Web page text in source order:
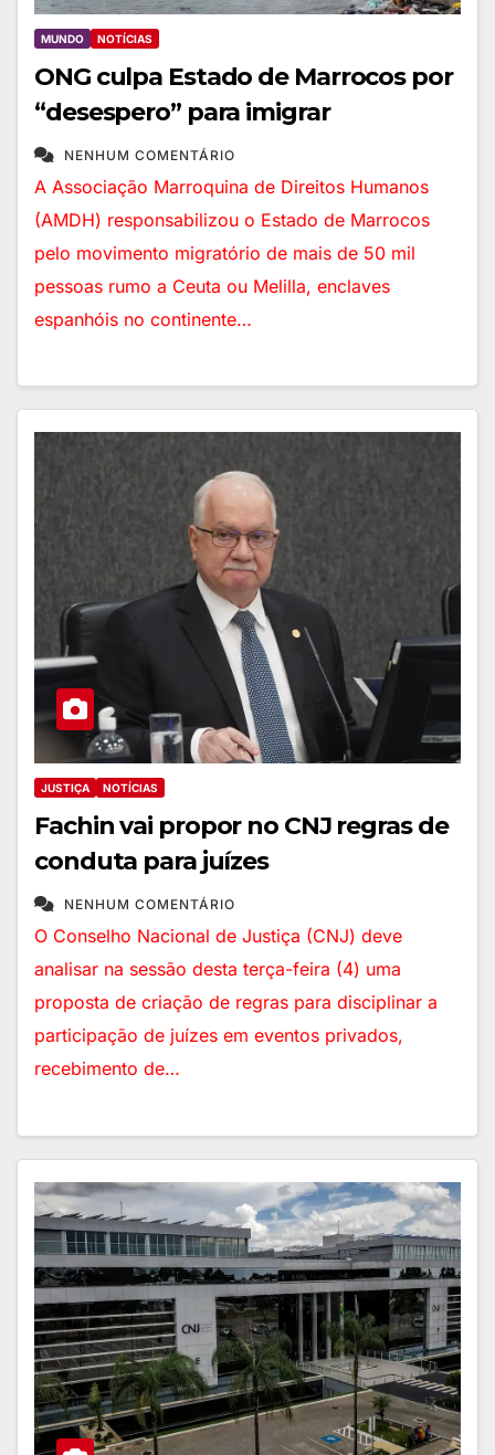
MUNDO NOTÍCIAS
ONG culpa Estado de Marrocos por
“desespero” para imigrar
NENHUM COMENTÁRIO
A Associação Marroquina de Direitos Humanos
(AMDH) responsabilizou o Estado de Marrocos
pelo movimento migratório de mais de 50 mil
pessoas rumo a Ceuta ou Melilla, enclaves
espanhóis no continente…
JUSTIÇA NOTÍCIAS
Fachin vai propor no CNJ regras de
conduta para juízes
NENHUM COMENTÁRIO
O Conselho Nacional de Justiça (CNJ) deve
analisar na sessão desta terça-feira (4) uma
proposta de criação de regras para disciplinar a
participação de juízes em eventos privados,
recebimento de…